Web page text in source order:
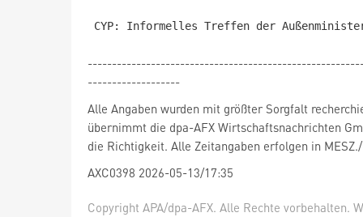
-------------------
Alle Angaben wurden mit größter Sorgfalt
übernimmt die dpa-AFX Wirtschaftsnachrichten
die Richtigkeit. Alle Zeitangaben erfolgen in
AXC0398 2026-05-13/17:35
Copyright APA/dpa-AFX. Alle Rechte vorbehalten.